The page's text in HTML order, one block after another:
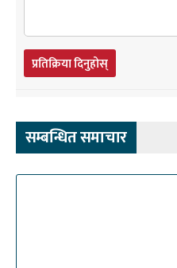
प्रतिक्रिया दिनुहोस्
सम्बन्धित समाचार